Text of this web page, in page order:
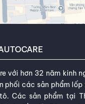
với hơn 32 năm kinh
phối các sản phẩm
Các sản phẩm tại